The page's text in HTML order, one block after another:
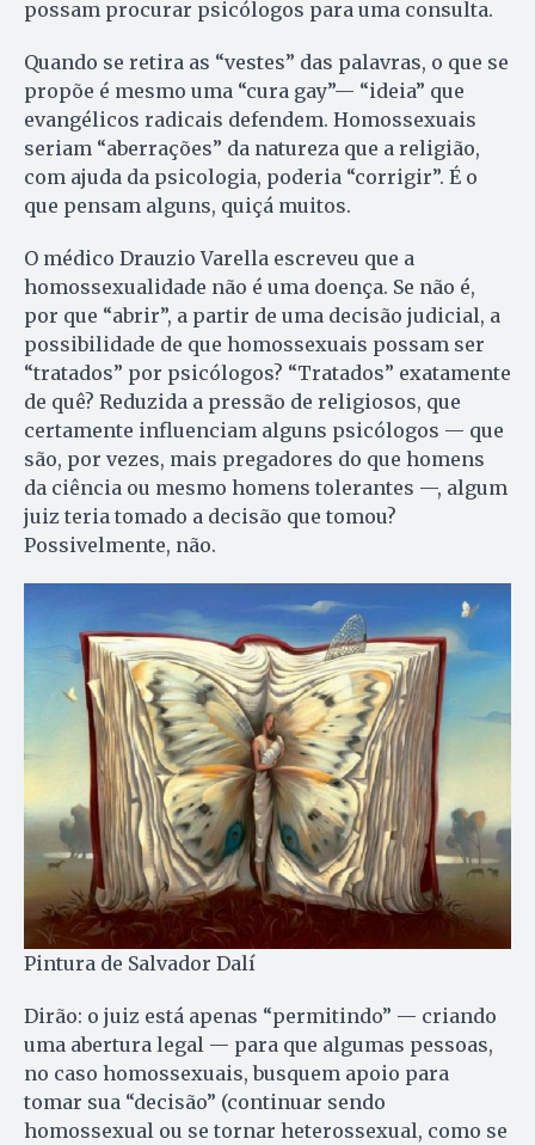
possam procurar psicólogos para uma consulta.
Quando se retira as “vestes” das palavras, o que se
propõe é mesmo uma “cu­ra gay”— “ideia” que
evangélicos radicais de­fendem. Ho­mos­se­xuais
seriam “a­ber­rações” da na­tureza que a religião,
com ajuda da psicologia, po­deria “corrigir”. É o
que pensam al­guns, quiçá muitos.
O médico Drau­zio Varella escreveu que a
homossexualidade não é uma doença. Se não é,
por que “abrir”, a partir de uma decisão judicial, a
possibilidade de que homossexuais possam ser
“tratados” por psicólogos? “Tra­tados” exatamente
de quê? Reduzida a pressão de religiosos, que
certamente influenciam alguns psicólogos — que
são, por vezes, mais pregadores do que homens
da ciência ou mesmo homens tolerantes —, algum
juiz teria tomado a decisão que tomou?
Possivelmente, não.
Pintura de Salvador Dalí
Dirão: o juiz está apenas “permitindo” — criando
uma abertura legal — para que algumas pessoas,
no caso homossexuais, busquem apoio para
tomar sua “decisão” (continuar sendo
homossexual ou se tornar heterossexual, como se